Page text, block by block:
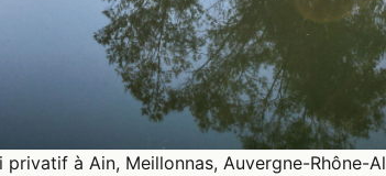
à Ain, Meillonnas, Auvergne-Rhône-